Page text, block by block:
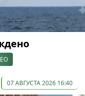
07 АВГУСТА 2026 16:40